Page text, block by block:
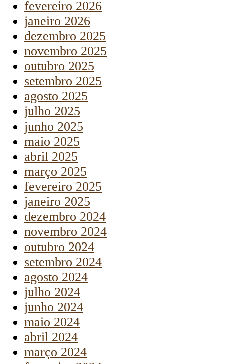
fevereiro 2026
janeiro 2026
dezembro 2025
novembro 2025
outubro 2025
setembro 2025
agosto 2025
julho 2025
junho 2025
maio 2025
abril 2025
março 2025
fevereiro 2025
janeiro 2025
dezembro 2024
novembro 2024
outubro 2024
setembro 2024
agosto 2024
julho 2024
junho 2024
maio 2024
abril 2024
março 2024